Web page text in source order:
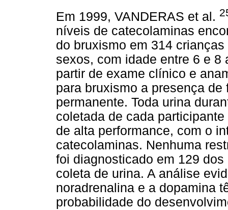
Em 1999, VANDERAS et al.
níveis de catecolaminas
do bruxismo em 314
sexos, com idade entre 6 e
partir de exame clínico e
para bruxismo a presença
permanente. Toda urina
coletada de cada
de alta performance, com o
catecolaminas. Nenhuma
foi diagnosticado em 129
coleta de urina. A análise
noradrenalina e a dopamina
probabilidade do